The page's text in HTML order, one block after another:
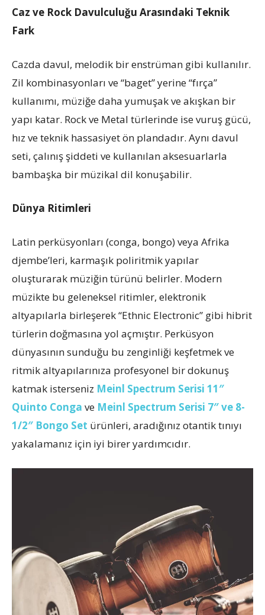
Caz ve Rock Davulculuğu Arasındaki Teknik
Fark
Cazda davul, melodik bir enstrüman gibi kullanılır.
Zil kombinasyonları ve “baget” yerine “fırça”
kullanımı, müziğe daha yumuşak ve akışkan bir
yapı katar. Rock ve Metal türlerinde ise vuruş gücü,
hız ve teknik hassasiyet ön plandadır. Aynı davul
seti, çalınış şiddeti ve kullanılan aksesuarlarla
bambaşka bir müzikal dil konuşabilir.
Dünya Ritimleri
Latin perküsyonları (conga, bongo) veya Afrika
djembe’leri, karmaşık poliritmik yapılar
oluşturarak müziğin türünü belirler. Modern
müzikte bu geleneksel ritimler, elektronik
altyapılarla birleşerek “Ethnic Electronic” gibi hibrit
türlerin doğmasına yol açmıştır. Perküsyon
dünyasının sunduğu bu zenginliği keşfetmek ve
ritmik altyapılarınıza profesyonel bir dokunuş
katmak isterseniz Meinl Spectrum Serisi 11″
Quinto Conga ve Meinl Spectrum Serisi 7″ ve 8-
1/2″ Bongo Set ürünleri, aradığınız otantik tınıyı
yakalamanız için iyi birer yardımcıdır.